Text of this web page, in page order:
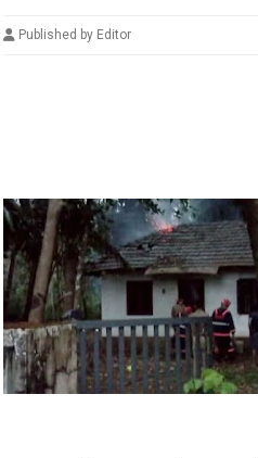
Published by Editor